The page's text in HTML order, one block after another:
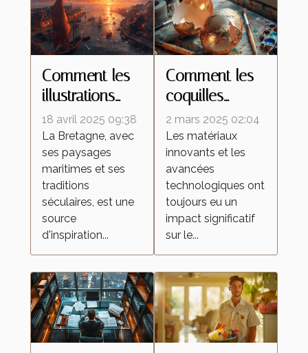
Comment les
illustrations
inspirées de la
Bretagne
célèbrent la
culture
régionale
18 avril 2025 09:38
La Bretagne, avec
ses paysages
maritimes et ses
traditions
séculaires, est une
source
d'inspiration...
Comment les
coquilles
d'œufs
améliorent les
peintures
réfléchissantes
2 mars 2025 02:04
Les matériaux
innovants et les
avancées
technologiques ont
toujours eu un
impact significatif
sur le...